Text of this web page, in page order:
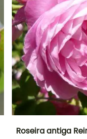
Roseira antiga